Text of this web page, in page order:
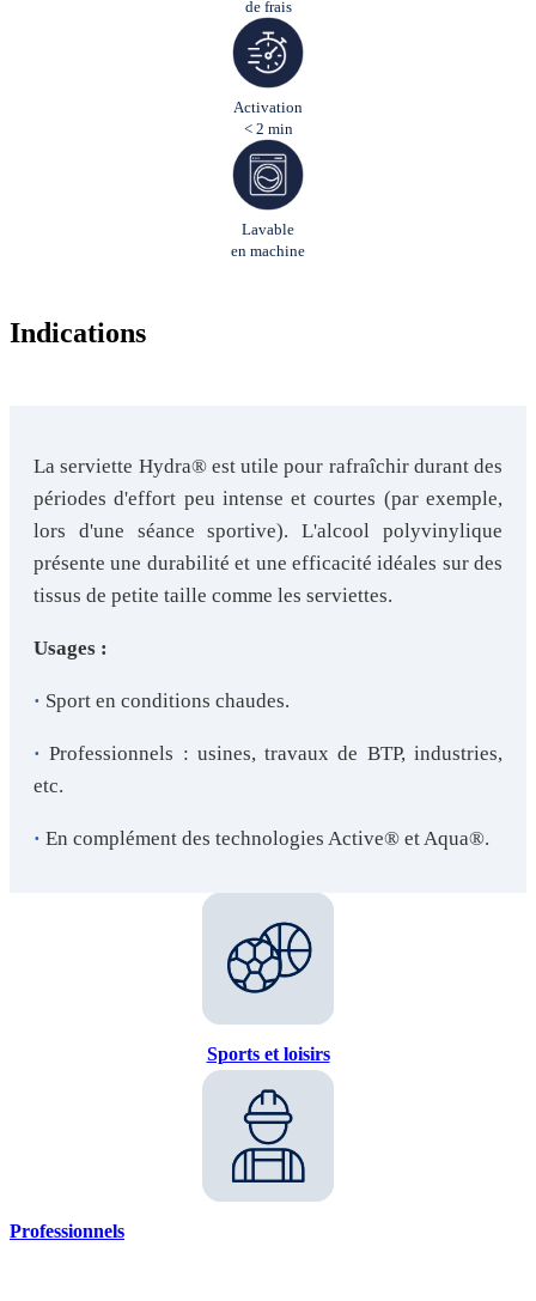
de frais
Activation
< 2 min
Lavable
en machine
Indications
La serviette Hydra® est utile pour rafraîchir durant des
périodes d'effort peu intense et courtes (par exemple,
lors d'une séance sportive). L'alcool polyvinylique
présente une durabilité et une efficacité idéales sur des
tissus de petite taille comme les serviettes.
Usages :
· Sport en conditions chaudes.
·Professionnels : usines, travaux de BTP, industries,
etc.
· En complément des technologies Active® et Aqua®.
Sports et loisirs
Professionnels